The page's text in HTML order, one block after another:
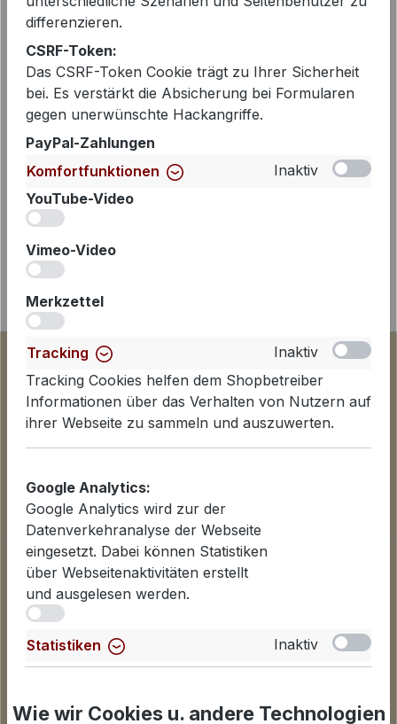
Beschreibung
Tailliertes Shirt mit kurzem Arm von
weicher Baumwoll-Stretch Qualität in
Rippenstruktu…
Informationen
Datenschutzerklärung
Lieferinformationen
AGB
Widerrufsbelehrung
differenzieren.
CSRF-Token:
Das CSRF-Token Cookie trägt zu Ihrer Sicherheit
bei. Es verstärkt die Absicherung bei Formularen
gegen unerwünschte Hackangriffe.
PayPal-Zahlungen
Komfortfunktionen
Inaktiv
YouTube-Video
Vimeo-Video
Merkzettel
Tracking
Inaktiv
Tracking Cookies helfen dem Shopbetreiber
Informationen über das Verhalten von Nutzern auf
ihrer Webseite zu sammeln und auszuwerten.
Google Analytics:
Google Analytics wird zur der
Datenverkehranalyse der Webseite
eingesetzt. Dabei können Statistiken
über Webseitenaktivitäten erstellt
und ausgelesen werden.
Statistiken
Inaktiv
Für Statistiken und Shop-Performance-Metriken
Wie wir Cookies u. andere Technologien